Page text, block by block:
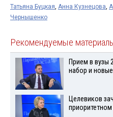
Татьяна Буцкая, Анна Кузнецова,
Чернышенко
Рекомендуемые
Прием в вузы
набор и
Целевиков